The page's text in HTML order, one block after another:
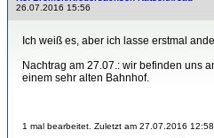
26.07.2016 15:56
Ich weiß es, aber ich lasse erstmal
Nachtrag am 27.07.: wir befinden uns
einem sehr alten Bahnhof.
1 mal bearbeitet. Zuletzt am 27.07.2016